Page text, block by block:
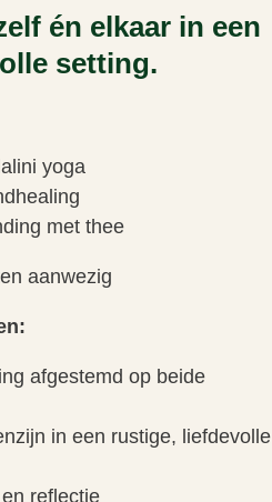
én elkaar in een
setting.
yoga
met thee
aanwezig
afgestemd op beide
in een rustige, liefdevolle
reflectie